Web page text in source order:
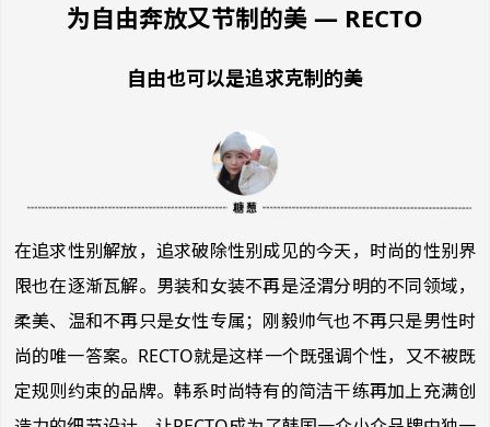
为自由奔放又节制的美 — RECTO
自由也可以是追求克制的美
在追求性别解放，追求破除性别成见的今天，时尚的性别界
限也在逐渐瓦解。男装和女装不再是泾渭分明的不同领域，
柔美、温和不再只是女性专属；刚毅帅气也不再只是男性时
尚的唯一答案。RECTO就是这样一个既强调个性，又不被既
定规则约束的品牌。韩系时尚特有的简洁干练再加上充满创